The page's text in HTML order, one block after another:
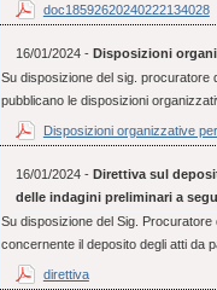
doc18592620240222134028
16/01/2024 - Disposizioni
Su disposizione del sig. procuratore
pubblicano le disposizioni
Disposizioni organizzative
16/01/2024 - Direttiva sul
delle indagini preliminari a
Su disposizione del Sig.
concernente il deposito degli atti da
direttiva